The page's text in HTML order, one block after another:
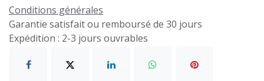
Conditions générales
Garantie satisfait ou remboursé de 30 jours
Expédition : 2-3 jours ouvrables